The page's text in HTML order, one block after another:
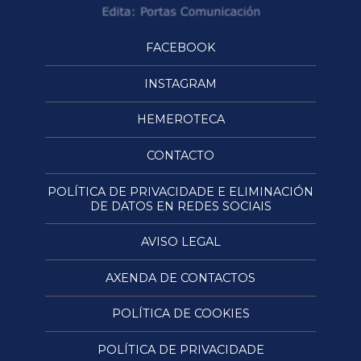
FACEBOOK
INSTAGRAM
HEMEROTECA
CONTACTO
POLÍTICA DE PRIVACIDADE E ELIMINACIÓN
DE DATOS EN REDES SOCIAIS
AVISO LEGAL
AXENDA DE CONTACTOS
POLÍTICA DE COOKIES
POLÍTICA DE PRIVACIDADE